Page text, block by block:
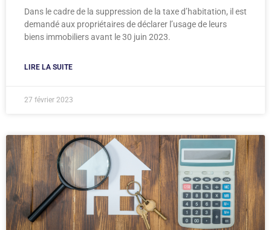
Dans le cadre de la suppression de la taxe d’habitation, il est
demandé aux propriétaires de déclarer l’usage de leurs
biens immobiliers avant le 30 juin 2023.
LIRE LA SUITE
27 février 2023